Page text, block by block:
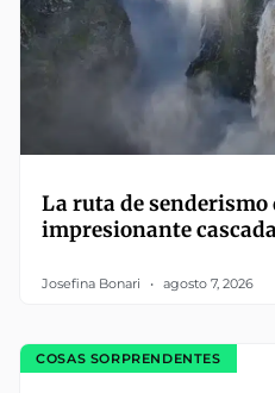
La ruta de senderismo
impresionante
Josefina Bonari agosto 7, 2026
COSAS SORPRENDENTES